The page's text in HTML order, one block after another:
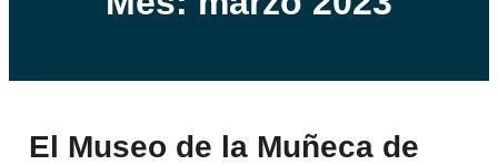
El Museo de la Muñeca de